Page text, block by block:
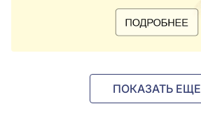
ПОКАЗАТЬ ЕЩЕ